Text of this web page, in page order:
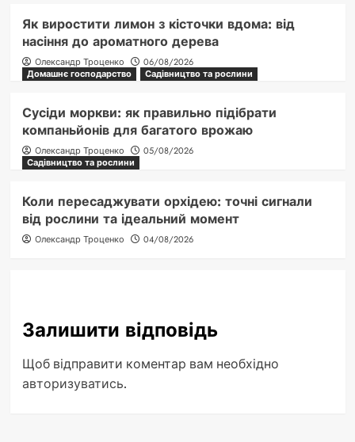
Як виростити лимон з кісточки вдома: від
насіння до ароматного дерева
Олександр Троценко
06/08/2026
Домашнє господарство
Садівництво та рослини
Сусіди моркви: як правильно підібрати
компаньйонів для багатого врожаю
Олександр Троценко
05/08/2026
Садівництво та рослини
Коли пересаджувати орхідею: точні сигнали
від рослини та ідеальний момент
Олександр Троценко 04/08/2026
Залишити відповідь
Щоб відправити коментар вам необхідно
авторизуватись.